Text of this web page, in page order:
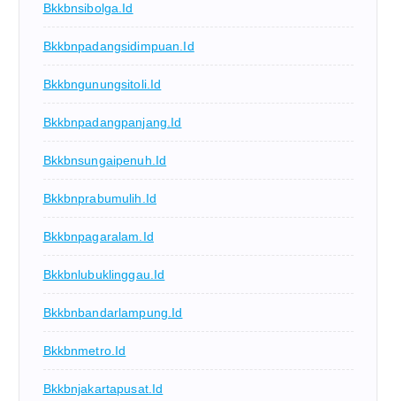
Bkkbnsibolga.id
Bkkbnpadangsidimpuan.id
Bkkbngunungsitoli.id
Bkkbnpadangpanjang.id
Bkkbnsungaipenuh.id
Bkkbnprabumulih.id
Bkkbnpagaralam.id
Bkkbnlubuklinggau.id
Bkkbnbandarlampung.id
Bkkbnmetro.id
Bkkbnjakartapusat.id